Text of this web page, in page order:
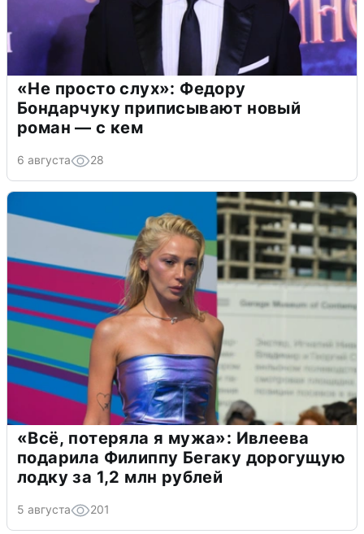
«Не просто слух»: Федору
Бондарчуку приписывают новый
роман — с кем
6 августа 28
«Всё, потеряла я мужа»: Ивлеева
подарила Филиппу Бегаку дорогущую
лодку за 1,2 млн рублей
5 августа 201